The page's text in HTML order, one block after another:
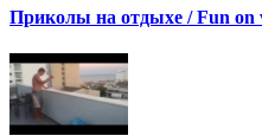
Приколы на отдыхе / Fun on